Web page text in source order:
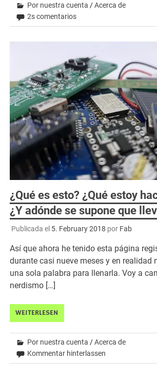
Por nuestra cuenta /Acerca de
2s comentarios
¿Qué es esto? ¿Qué estoy
¿Y adónde se supone que
Publicada el 5. February 2018 por Fab
Así que ahora he tenido esta página
durante casi nueve meses y en realidad
una sola palabra para llenarla. Voy a
nerdismo […]
WEITERLESEN
Por nuestra cuenta /Acerca de
Kommentar hinterlassen